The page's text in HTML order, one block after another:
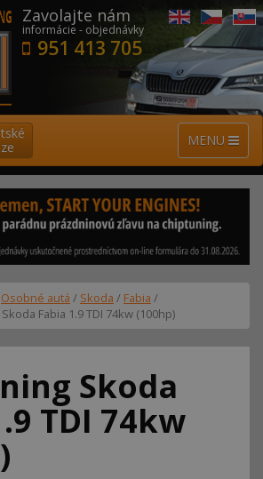
Zavolajte nám
informácie - objednávky
951 413 705
MENU
Osobné autá / Skoda / Fabia /
Fabia 1.9 TDI 74kw (100hp)
Skoda
TDI 74kw